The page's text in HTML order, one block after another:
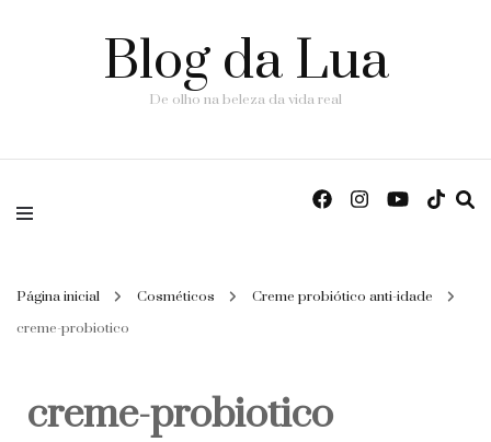
Blog da Lua
De olho na beleza da vida real
Página inicial Cosméticos
Creme probiótico anti-idade
creme-probiotico
creme-probiotico